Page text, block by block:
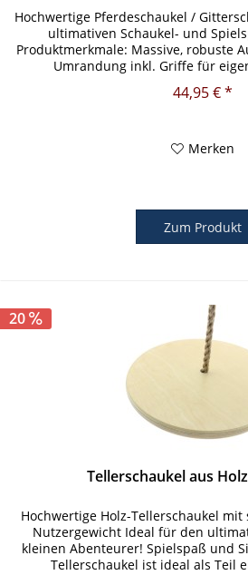
Hochwertige Pferdeschaukel /
ultimativen Schaukel- und
Produktmerkmale: Massive, robuste
Umrandung inkl. Griffe für
Gitterschaukel /...
44,95 € *
Merken
Zum Produkt
20
Tellerschaukel aus
Hochwertige Holz-Tellerschaukel mit
Nutzergewicht Ideal für den
kleinen Abenteurer! Spielspaß und
Tellerschaukel ist ideal als Teil